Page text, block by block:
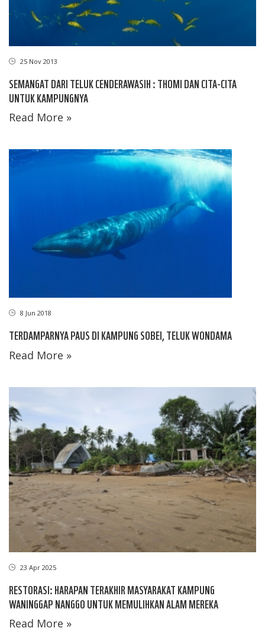
25 Nov 2013
SEMANGAT DARI TELUK CENDERAWASIH : THOMI DAN CITA-CITA
UNTUK KAMPUNGNYA
Read More »
8 Jun 2018
TERDAMPARNYA PAUS DI KAMPUNG SOBEI, TELUK WONDAMA
Read More »
23 Apr 2025
RESTORASI: HARAPAN TERAKHIR MASYARAKAT KAMPUNG
WANINGGAP NANGGO UNTUK MEMULIHKAN ALAM MEREKA
Read More »